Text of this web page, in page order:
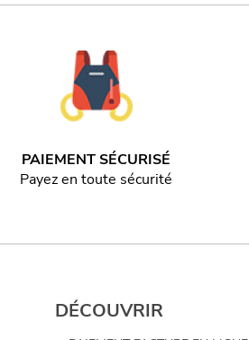
PAIEMENT SÉCURISÉ
Payez en toute sécurité
DÉCOUVRIR